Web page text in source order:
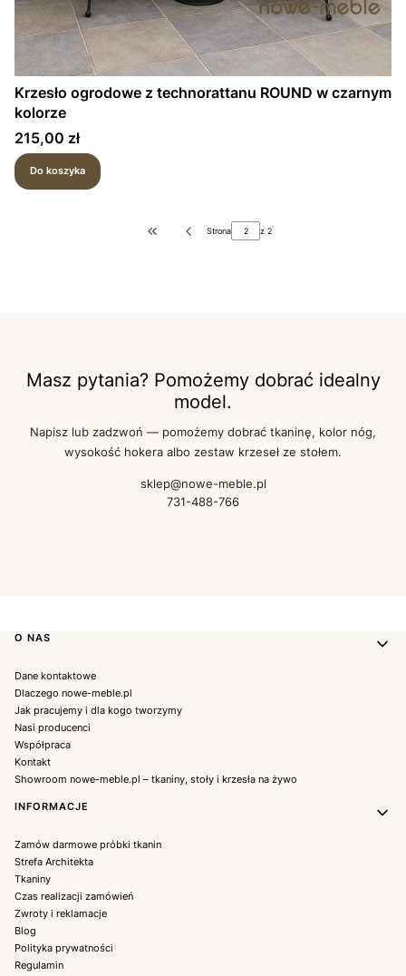
Krzesło ogrodowe z technorattanu ROUND w czarnym
kolorze
Cena
215,00 zł
Do koszyka
Wróć do pierwszej strony z produktami
Strona z 2
Masz pytania? Pomożemy dobrać idealny
model.
Napisz lub zadzwoń — pomożemy dobrać tkaninę, kolor nóg,
wysokość hokera albo zestaw krzeseł ze stołem.
sklep@nowe-meble.pl
731-488-766
Linki w stopce
O NAS
Dane kontaktowe
Dlaczego nowe-meble.pl
Jak pracujemy i dla kogo tworzymy
Nasi producenci
Współpraca
Kontakt
Showroom nowe-meble.pl – tkaniny, stoły i krzesła na żywo
INFORMACJE
Zamów darmowe próbki tkanin
Strefa Architekta
Tkaniny
Czas realizacji zamówień
Zwroty i reklamacje
Blog
Polityka prywatności
Regulamin